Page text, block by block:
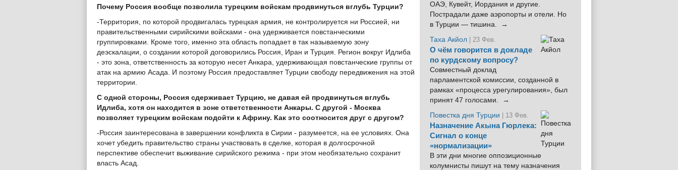
Почему Россия вообще позволила турецким войскам продвинуться вглубь Турции?
-Территория, по которой продвигалась турецкая армия, не контролируется ни Россией, ни
правительственными сирийскими войсками - она удерживается повстанческими
группировками. Кроме того, именно эта область попадает в так называемую зону
деэскалации, о создании которой договорились Россия, Иран и Турция. Регион вокруг Идлиба
- это зона, ответственность за которую несет Анкара, удерживающая повстанческие группы от
атак на армию Асада. И поэтому Россия предоставляет Турции свободу передвижения на этой
территории.
С одной стороны, Россия сдерживает Турцию, не давая ей продвинуться вглубь
Идлиба, хотя он находится в зоне ответственности Анкары. С другой - Москва
позволяет турецким войскам подойти к Африну. Как это соотносится друг с другом?
-Россия заинтересована в завершении конфликта в Сирии - разумеется, на ее условиях. Она
хочет убедить правительство страны участвовать в сделке, которая в долгосрочной
перспективе обеспечит выживание сирийского режима - при этом необязательно сохранит
власть Асад.
ОАЭ, Кувейт, Иордания и другие.
Пострадали даже аэропорты и отели. Но
в Турции — тишина. →
Таха Акйол | 23 Фев.
О чём говорится в докладе
по курдскому вопросу?
Совместный доклад
парламентской комиссии, созданной в
рамках «процесса урегулирования», был
принят 47 голосами. →
Повестка дня Турции
| 13 Фев.
Назначение Акына Гюрлека:
Сигнал о конце
«нормализации»
В эти дни многие оппозиционные
колумнисты пишут на тему назначения